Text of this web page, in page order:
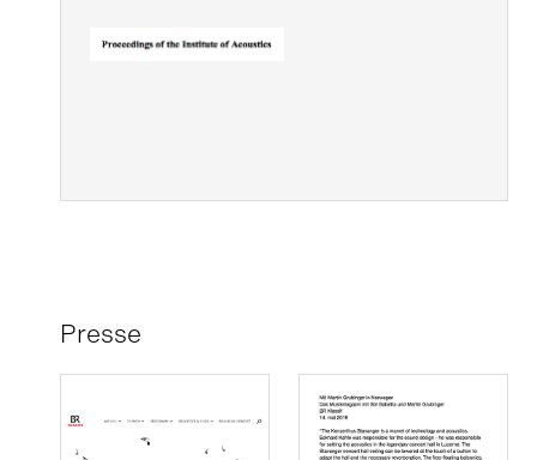
Presse